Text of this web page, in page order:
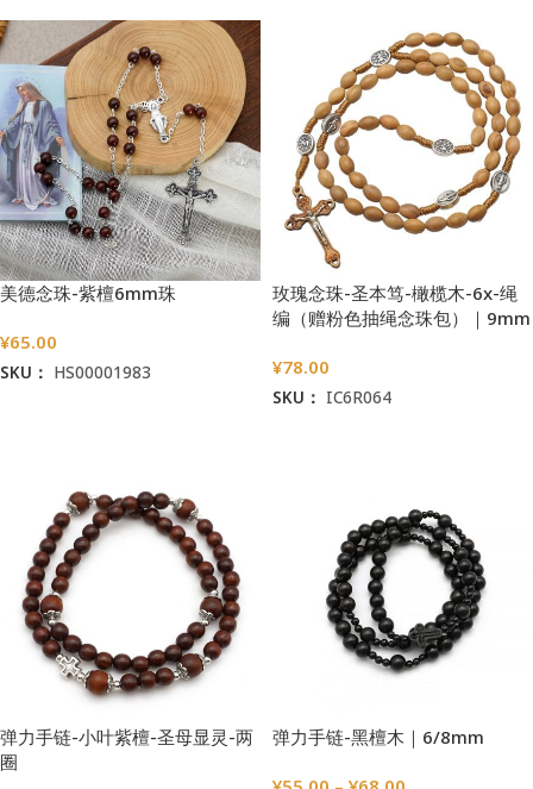
美德念珠-紫檀6mm珠
¥65.00
SKU： HS00001983
玫瑰念珠-圣本笃-橄榄木-6x-绳
编（赠粉色抽绳念珠包）｜9mm
¥78.00
SKU： IC6R064
弹力手链-小叶紫檀-圣母显灵-两
圈
弹力手链-黑檀木｜6/8mm